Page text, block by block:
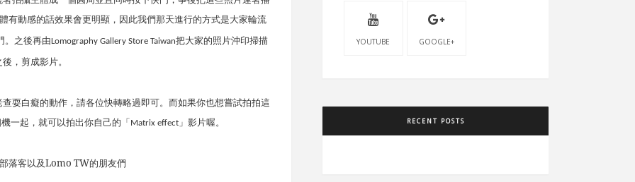
有動感的話效果會更明顯，因此我們那天進行的方式是大家輪流
。之後再由Lomography Gallery Store Taiwan把大家的照片沖印掃描
，剪成影片。
耍白癡的動作，請各位快轉略過即可。而如果你也想嘗試拍拍這
一起，就可以拍出你自己的「Matrix effect 」影片喔。
落客以及Lomo TW的朋友們
YOUTUBE GOOGLE+
RECENT POSTS